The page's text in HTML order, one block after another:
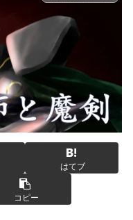
はてブ
コピー